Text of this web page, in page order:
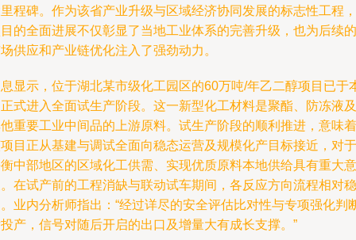
程碑。作为该省产业升级与区域经济协同发展的标志性工程，
的全面进展不仅彰显了当地工业体系的完善升级，也为后续的
供应和产业链优化注入了强劲动力。
显示，位于湖北某市级化工园区的60万吨/年乙二醇项目已于
式进入全面试生产阶段。这一新型化工材料是聚酯、防冻液及
重要工业中间品的上游原料。试生产阶段的顺利推进，意味着
目正从基建与调试全面向稳态运营及规模化产目标接近，对于
中部地区的区域化工供需、实现优质原料本地供给具有重大意
在试产前的工程消缺与联动试车期间，各反应方向流程相对稳
业内分析师指出：“经过详尽的安全评估比对性与专项强化判
产，信号对随后开启的出口及增量大有成长支撑。”